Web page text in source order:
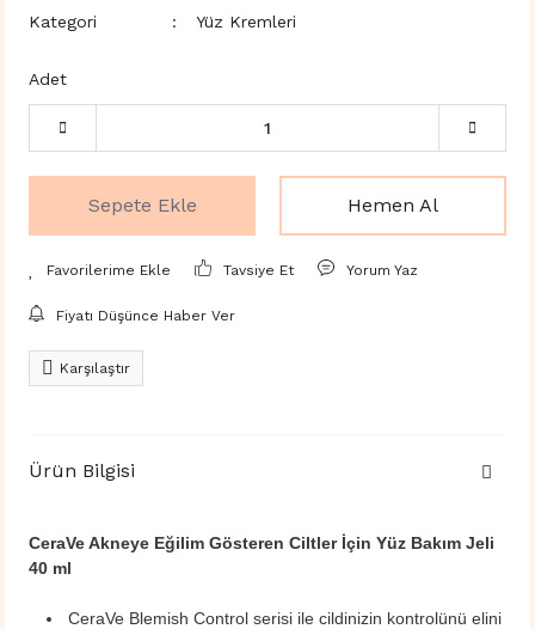
Kategori Yüz Kremleri
Adet
Sepete Ekle Hemen Al
Tavsiye Et Yorum Yaz
Fiyatı Düşünce Haber Ver
Karşılaştır
Ürün Bilgisi
CeraVe Akneye Eğilim Gösteren Ciltler İçin Yüz Bakım Jeli
40 ml
CeraVe Blemish Control serisi ile cildinizin kontrolünü elini